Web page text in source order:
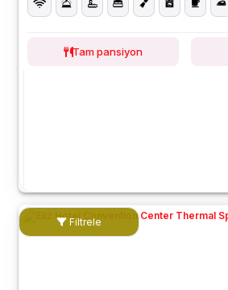
Filtrele
Tam pansiyon